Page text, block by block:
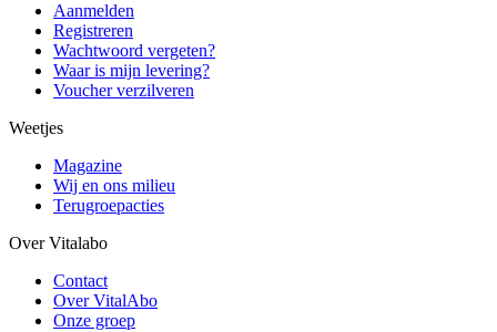
Aanmelden
Registreren
Wachtwoord vergeten?
Waar is mijn levering?
Voucher verzilveren
Weetjes
Magazine
Wij en ons milieu
Terugroepacties
Over Vitalabo
Contact
Over VitalAbo
Onze groep